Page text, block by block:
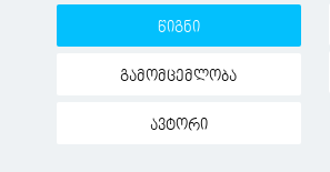
წიგნი
გამომცემლობა
ავტორი